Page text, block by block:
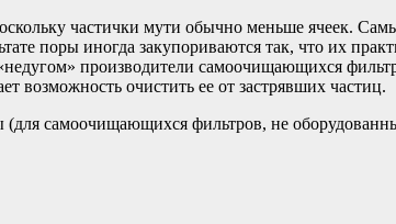
частички мути обычно меньше ячеек.
поры иногда закупориваются так, что их
производители самоочищающихся
возможность очистить ее от застрявших частиц.
самоочищающихся фильтров, не